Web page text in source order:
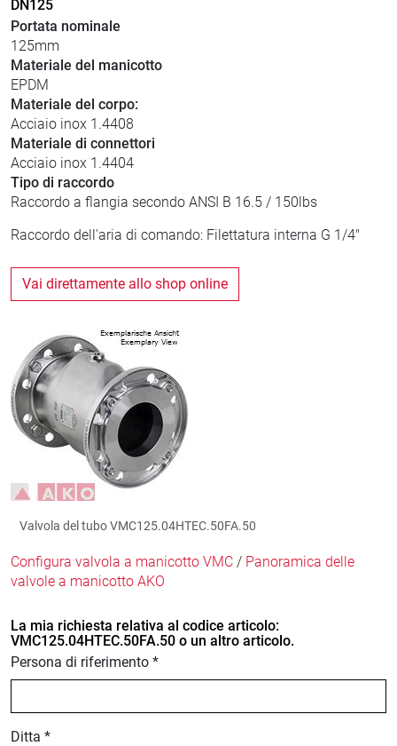
DN125
Portata nominale
125mm
Materiale del manicotto
EPDM
Materiale del corpo:
Acciaio inox 1.4408
Materiale di connettori
Acciaio inox 1.4404
Tipo di raccordo
Raccordo a flangia secondo ANSI B 16.5 / 150lbs
Raccordo dell'aria di comando: Filettatura interna G 1/4"
Vai direttamente allo shop online
Valvola del tubo VMC125.04HTEC.50FA.50
Configura valvola a manicotto VMC / Panoramica delle
valvole a manicotto AKO
La mia richiesta relativa al codice articolo:
VMC125.04HTEC.50FA.50 o un altro articolo.
Persona di riferimento *
Ditta *